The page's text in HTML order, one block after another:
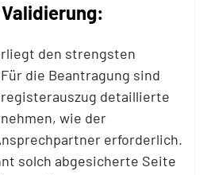
den strengsten
die Beantragung sind
detaillierte
wie der
erforderlich.
solch abgesicherte Seite